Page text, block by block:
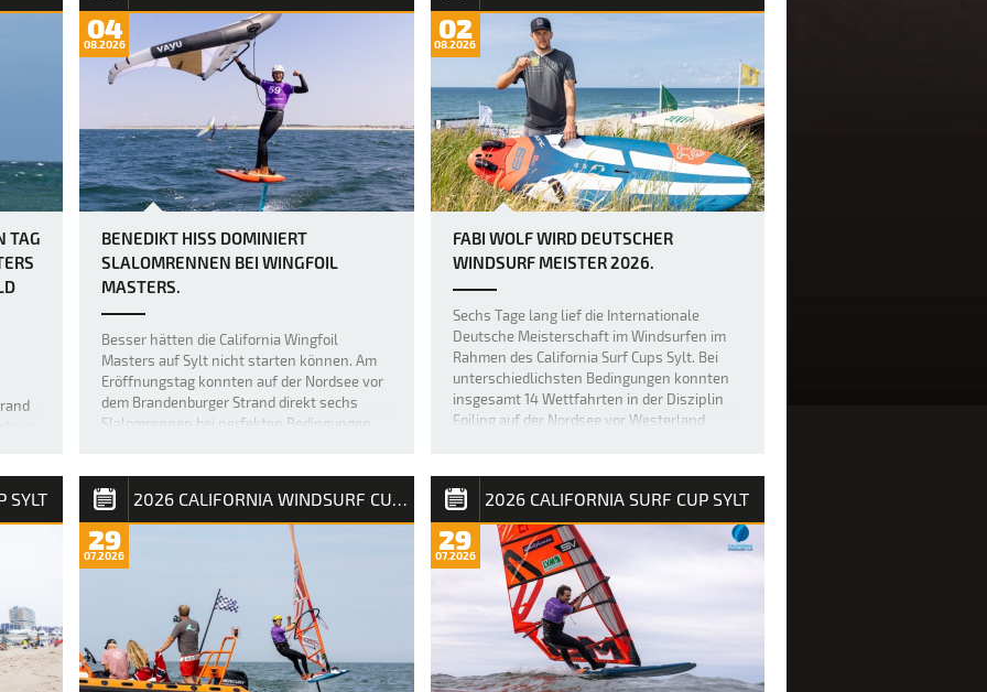
TAG
F…
04
08.2026
BENEDIKT HISS DOMINIERT
SLALOMRENNEN BEI WINGFOIL
MASTERS.
Besser hätten die California Wingfoil
Masters auf Sylt nicht starten können. Am
Eröffnungstag konnten auf der Nordsee vor
dem Brandenburger Strand direkt sechs
Slalomrennen bei perfekten Bedingungen
Wettfahr…
02
08.2026
FABI WOLF WIRD DEUTSCHER
WINDSURF MEISTER 2026.
Sechs Tage lang lief die Internationale
Deutsche Meisterschaft im Windsurfen im
Rahmen des California Surf Cups Sylt. Bei
unterschiedlichsten Bedingungen konnten
insgesamt 14 Wettfahrten in der Disziplin
Foiling auf der Nordsee vor Westerland
SYLT 2026 CALIFORNIA WINDSURF CUP SYLT
29
07.2026
2026 CALIFORNIA SURF CUP SYLT
29
07.2026